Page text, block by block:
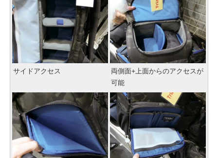
サイドアクセス
両側面+上面からのアクセスが
可能